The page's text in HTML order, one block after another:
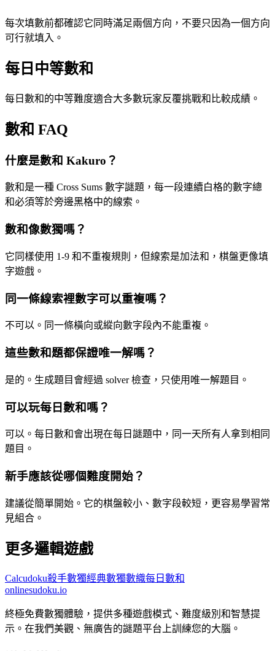
每次填數前都確認它同時滿足兩個方向，不要只因為一個方向
可行就填入。
每日中等數和
每日數和的中等難度適合大多數玩家反覆挑戰和比較成績。
數和 FAQ
什麼是數和 Kakuro？
數和是一種 Cross Sums 數字謎題，每一段連續白格的數字總
和必須等於旁邊黑格中的線索。
數和像數獨嗎？
它同樣使用 1-9 和不重複規則，但線索是加法和，棋盤更像填
字遊戲。
同一條線索裡數字可以重複嗎？
不可以。同一條橫向或縱向數字段內不能重複。
這些數和題都保證唯一解嗎？
是的。生成題目會經過 solver 檢查，只使用唯一解題目。
可以玩每日數和嗎？
可以。每日數和會出現在每日謎題中，同一天所有人拿到相同
題目。
新手應該從哪個難度開始？
建議從簡單開始。它的棋盤較小、數字段較短，更容易學習常
見組合。
更多邏輯遊戲
Calcudoku殺手數獨經典數獨數織每日數和
onlinesudoku.io
終極免費數獨體驗，提供多種遊戲模式、難度級別和智慧提
示。在我們美觀、無廣告的謎題平台上訓練您的大腦。